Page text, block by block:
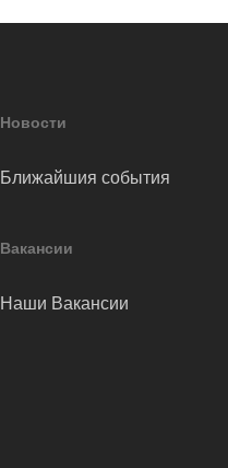
Новости
Ближайшия события
Вакансии
Наши Вакансии